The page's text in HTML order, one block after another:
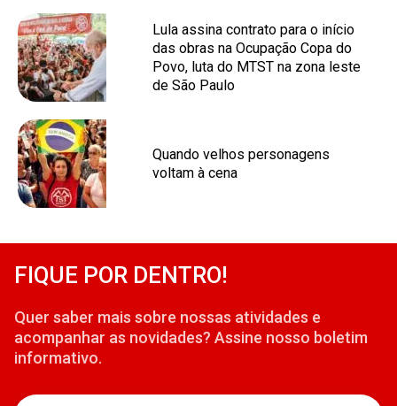
Lula assina contrato para o início
das obras na Ocupação Copa do
Povo, luta do MTST na zona leste
de São Paulo
Quando velhos personagens
voltam à cena
FIQUE POR DENTRO!
Quer saber mais sobre nossas atividades e
acompanhar as novidades? Assine nosso boletim
informativo.